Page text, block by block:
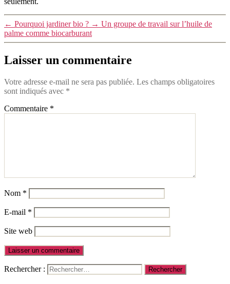
← Pourquoi jardiner bio ? → Un groupe de travail sur l’huile de
palme comme biocarburant
Laisser un commentaire
Votre adresse e-mail ne sera pas publiée. Les champs obligatoires
sont indiqués avec *
Commentaire *
Nom *
E-mail *
Site web
Rechercher :